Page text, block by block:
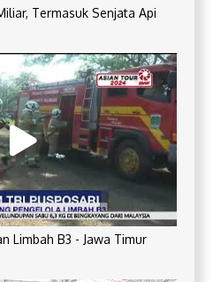
Termasuk Senjata Api
Limbah B3 - Jawa Timur